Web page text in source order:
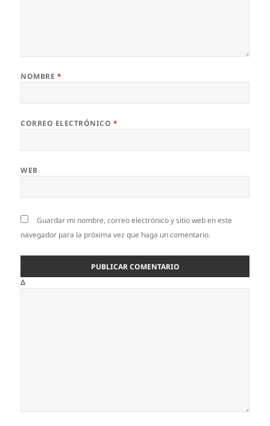
NOMBRE *
CORREO ELECTRÓNICO *
WEB
Guardar mi nombre, correo electrónico y sitio web en este
navegador para la próxima vez que haga un comentario.
Δ